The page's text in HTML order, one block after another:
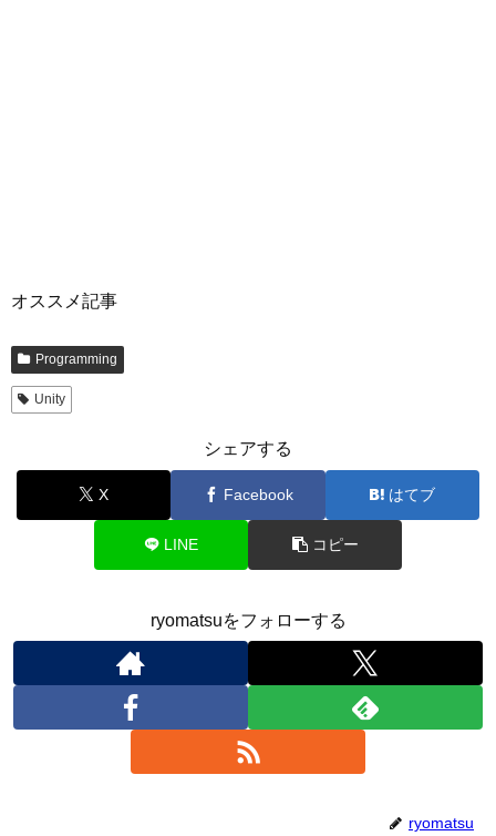
オススメ記事
Programming
Unity
シェアする
X Facebook はてブ
LINE コピー
ryomatsuをフォローする
ryomatsu